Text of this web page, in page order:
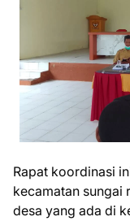
Rapat koordinasi
kecamatan sungai
desa yang ada di